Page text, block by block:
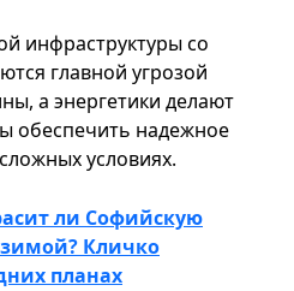
инфраструктуры со
главной угрозой
а энергетики делают
обеспечить надежное
условиях.
ли Софийскую
Кличко
планах